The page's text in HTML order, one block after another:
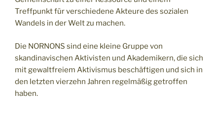
Treffpunkt für verschiedene Akteure des sozialen
Wandels in der Welt zu machen.
Die NORNONS sind eine kleine Gruppe von
skandinavischen Aktivisten und Akademikern, die sich
mit gewaltfreiem Aktivismus beschäftigen und sich in
den letzten vierzehn Jahren regelmäßig getroffen
haben.